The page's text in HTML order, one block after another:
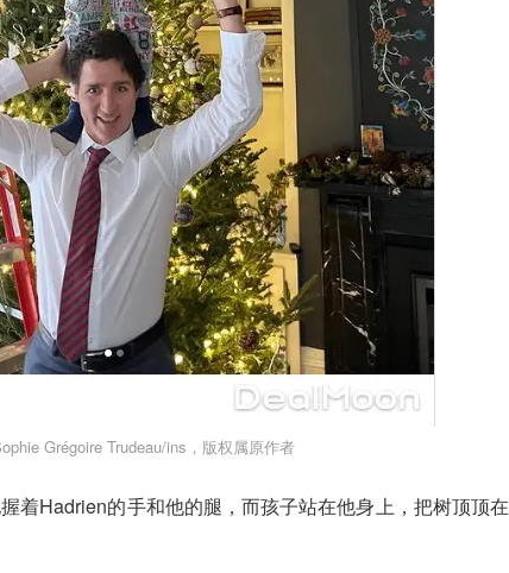
Grégoire Trudeau/ins，版权属原作者
着Hadrien的手和他的腿，而孩子站在他身上，把树顶顶在